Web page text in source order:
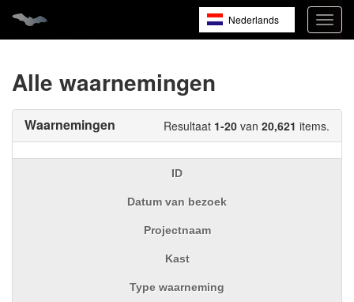
Nederlands
Alle waarnemingen
Resultaat 1-20 van 20,621 items.
Waarnemingen
ID
Datum van bezoek
Projectnaam
Kast
Type waarneming